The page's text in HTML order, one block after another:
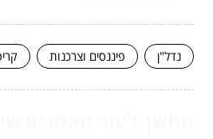
נדל"ן פיננסים וצרכנות